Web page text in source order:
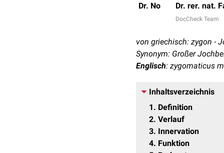
Dr. No Dr. rer. nat.
DocCheck Team
von griechisch: zygon -
Synonym: Großer
Englisch: zygomaticus
Inhaltsverzeichnis
1
Definition
2 Verlauf
3 Innervation
4 Funktion